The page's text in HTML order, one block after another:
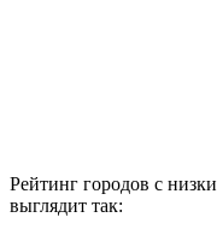
Рейтинг городов с
выглядит так: